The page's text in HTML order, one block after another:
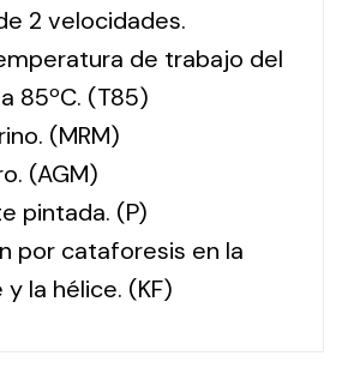
2 velocidades.
de trabajo del
85ºC. (T85)
(MRM)
(AGM)
pintada. (P)
por cataforesis en la
la hélice. (KF)